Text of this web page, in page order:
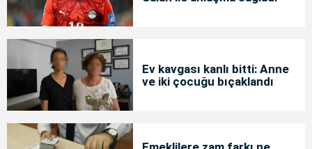
Ev kavgası kanlı bitti: Anne
ve iki çocuğu bıçaklandı